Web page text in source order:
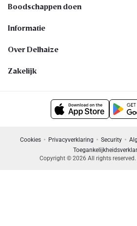
Boodschappen doen
Informatie
Over Delhaize
Zakelijk
Cookies Privacyverklaring Security
Copyright © 2026 All rights reserved.